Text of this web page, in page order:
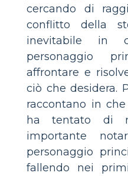
cercando di
conflitto della
inevitabile
personaggio
affrontare e
ciò che desidera.
raccontano in
ha tentato di
importante
personaggio
fallendo nei